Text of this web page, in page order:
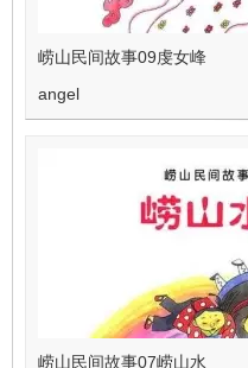
崂山民间故事09虔女峰
angel
崂山民间故事07崂山水